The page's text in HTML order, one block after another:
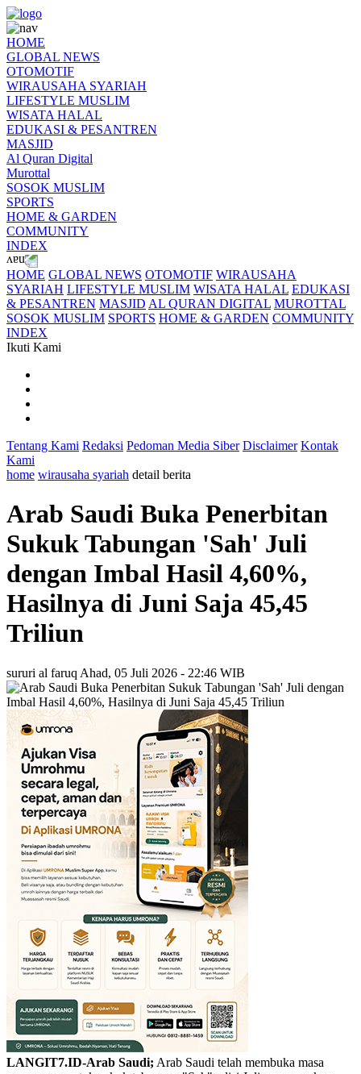
HOME
GLOBAL NEWS
OTOMOTIF
WIRAUSAHA SYARIAH
LIFESTYLE MUSLIM
WISATA HALAL
EDUKASI & PESANTREN
MASJID
Al Quran Digital
Murottal
SOSOK MUSLIM
SPORTS
HOME & GARDEN
COMMUNITY
INDEX
HOME GLOBAL NEWS OTOMOTIF WIRAUSAHA
SYARIAH LIFESTYLE MUSLIM WISATA HALAL EDUKASI
& PESANTREN MASJID AL QURAN DIGITAL MUROTTAL
SOSOK MUSLIM SPORTS HOME & GARDEN COMMUNITY
INDEX
Ikuti Kami
Tentang Kami Redaksi Pedoman Media Siber Disclaimer Kontak
Kami
home wirausaha syariah detail berita
Arab Saudi Buka Penerbitan
Sukuk Tabungan 'Sah' Juli
dengan Imbal Hasil 4,60%,
Hasilnya di Juni Saja 45,45
Triliun
sururi al faruq Ahad, 05 Juli 2026 - 22:46 WIB
LANGIT7.ID-Arab Saudi; Arab Saudi telah membuka masa